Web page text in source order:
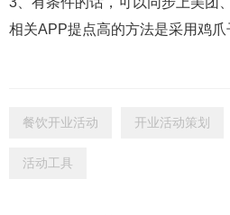
相关APP提点高的方法是采用鸡爪
餐饮开业活动 开业活动策划
活动工具